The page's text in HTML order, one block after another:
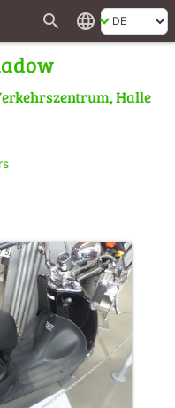
search language
Halle